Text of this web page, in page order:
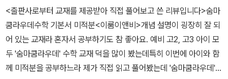
것도 좋을 것 같아요.단원별로 자신의 실력을 측정하거나, 중간 기말
시험 빛 각종 모의고사에 대비하여 실전 감각을 기를 수 있습니다.연
습할 땐 100점인데 실전에 50점보다는 연습할 때 0점이라도 실전에
100점인 게 더 좋은 거라고!문제 풀이를 많이 해 보고 확실한 실력 체
크할 수 있는 기회에 다시 개념을 복습 할고 촘촘히 학습할 수 있는 교
게 아니죠?다양한 접근 방법이나 추가 설명을 통해 개념을 확실하게
이해하고 넘어가도록 구성되어 있답니다.​ ​탄
탄한 개념이 정리된 상태에서 대표적인 유형 문제를 기본예제와 발전
예제로 구분해서 만날 수 있어요.같은 유형의 문제를 조금더 심화된
형태로 만날 수 있지요~또한 자세한 보충설명으로 실수하기 쉬운 사
문제풀이를 통해 탄탄한 수학 실력을 쌓아갈 수 있도록 해줍니다.숨
마쿰라우데 고등수학문제집은 쉽고 상세한 개념설명과엄선된 1280
여 문항으로 [개념-유형-정리-평가-심화.연계] 학습 효율을 높게 해
줍니다.수학 학습의 기본은 개념에 대한 완벽 이해, 단원의 개념의 기
본이 되는소단원으로 분류하여 기본 개념을 확실하게 이해할 수 있도
​<출판사로부터 교재를 제공받아 직접 풀어보고 쓴 리뷰입니다>​​숨마
쿰라우데수학 기본서 미적분<이룸이앤비>​​개념 설명이 굉장히 잘 되
어 있는 교재라 혼자서 공부하기도 참 좋아요. ​예비 고2, 고3 아이 모
두 '숨마쿰라우데' 수학 교재 덕을 많이 봤는데특히 이번에 아이와 함
께 미적분을 공부하느라 제가 직접 읽고 풀어봤는데 '숨마쿰라우데'의